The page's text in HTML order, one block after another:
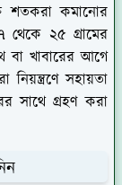
শতকরা কমানোর
২৫ গ্রামের
বা খাবারের আগে
সহায়তা
সাথে গ্রহণ করা